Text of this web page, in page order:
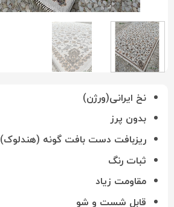
نخ ایرانی(ورژن)
بدون پرز
ریزبافت دست بافت گونه (هندلوک)
ثبات رنگ
مقاومت زیاد
قابل شست و شو